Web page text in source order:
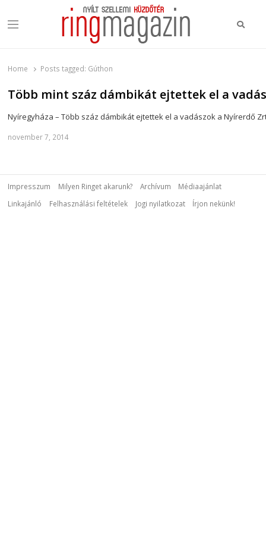
Menu
Home Posts tagged: Gúthon
Több mint száz dámbikát ejtettek el a
Nyíregyháza – Több száz dámbikát ejtettek el a vadászok a Nyírerdő
november 7, 2014
Impresszum Milyen Ringet akarunk? Archívum
Médiaajánlat
Linkajánló
Felhasználási feltételek Jogi nyilatkozat Írjon nekünk!